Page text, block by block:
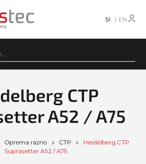
SI EN
CTP
A52 / A75
Oprema razno CTP
Heidelberg CTP
Suprasetter A52 / A75